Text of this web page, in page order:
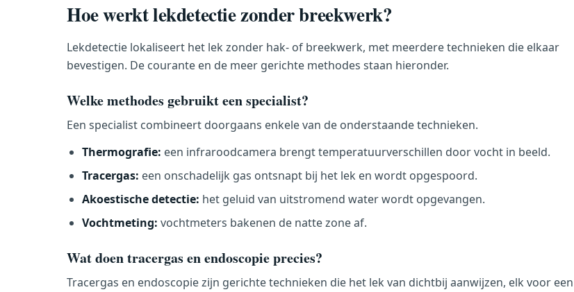
Hoe werkt lekdetectie zonder breekwerk?
Lekdetectie lokaliseert het lek zonder hak- of breekwerk, met meerdere technieken die elkaar
bevestigen. De courante en de meer gerichte methodes staan hieronder.
Welke methodes gebruikt een specialist?
Een specialist combineert doorgaans enkele van de onderstaande technieken.
Thermografie: een infraroodcamera brengt temperatuurverschillen door vocht in beeld.
Tracergas: een onschadelijk gas ontsnapt bij het lek en wordt opgespoord.
Akoestische detectie: het geluid van uitstromend water wordt opgevangen.
Vochtmeting: vochtmeters bakenen de natte zone af.
Wat doen tracergas en endoscopie precies?
Tracergas en endoscopie zijn gerichte technieken die het lek van dichtbij aanwijzen, elk voor een